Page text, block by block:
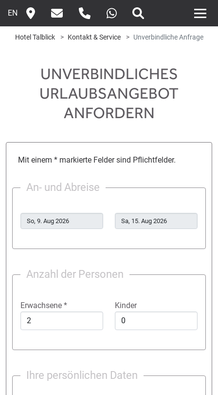
EN
Hotel Talblick Kontakt & Service Unverbindliche Anfrage
UNVERBINDLICHES
URLAUBSANGEBOT
ANFORDERN
Mit einem * markierte Felder sind Pflichtfelder.
An- und Abreise
Anzahl der Personen
Erwachsene * Kinder
Ihre persönlichen Daten